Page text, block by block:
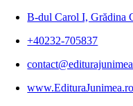
B-dul Carol I, Grădina
+40232-705837
www.EdituraJunimea.ro